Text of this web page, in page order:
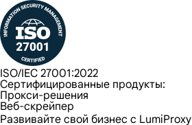
ISO/IEC 27001:2022
Сертифицированные продукты:
Прокси-решения
Веб-скрейпер
Развивайте свой бизнес с LumiProxy